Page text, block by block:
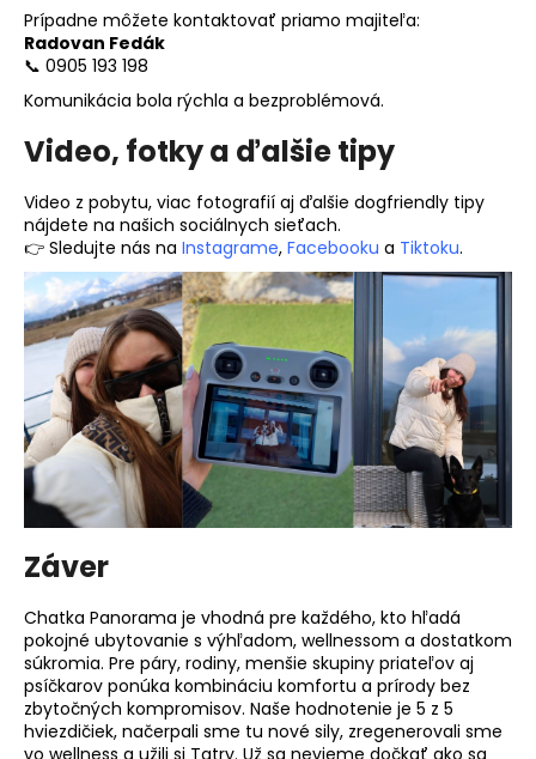
Prípadne môžete kontaktovať priamo majiteľa:
Radovan Fedák
📞 0905 193 198
Komunikácia bola rýchla a bezproblémová.
Video, fotky a ďalšie tipy
Video z pobytu, viac fotografií aj ďalšie dogfriendly tipy
nájdete na našich sociálnych sieťach.
👉 Sledujte nás na Instagrame, Facebooku a Tiktoku.
Záver
Chatka Panorama je vhodná pre každého, kto hľadá
pokojné ubytovanie s výhľadom, wellnessom a dostatkom
súkromia. Pre páry, rodiny, menšie skupiny priateľov aj
psíčkarov ponúka kombináciu komfortu a prírody bez
zbytočných kompromisov. Naše hodnotenie je 5 z 5
hviezdičiek, načerpali sme tu nové sily, zregenerovali sme
vo wellness a užili si Tatry. Už sa nevieme dočkať ako sa